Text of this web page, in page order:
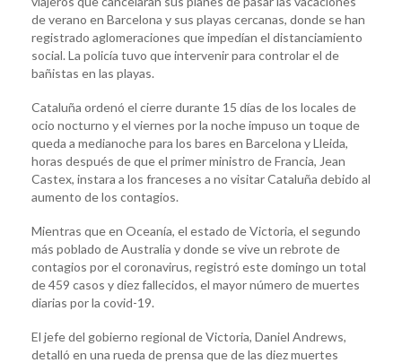
de verano en Barcelona y sus playas cercanas, donde se han
registrado aglomeraciones que impedían el distanciamiento
social. La policía tuvo que intervenir para controlar el de
bañistas en las playas.
Cataluña ordenó el cierre durante 15 días de los locales de
ocio nocturno y el viernes por la noche impuso un toque de
queda a medianoche para los bares en Barcelona y Lleida,
horas después de que el primer ministro de Francia, Jean
Castex, instara a los franceses a no visitar Cataluña debido al
aumento de los contagios.
Mientras que en Oceanía, el estado de Victoria, el segundo
más poblado de Australia y donde se vive un rebrote de
contagios por el coronavirus, registró este domingo un total
de 459 casos y diez fallecidos, el mayor número de muertes
diarias por la covid-19.
El jefe del gobierno regional de Victoria, Daniel Andrews,
detalló en una rueda de prensa que de las diez muertes